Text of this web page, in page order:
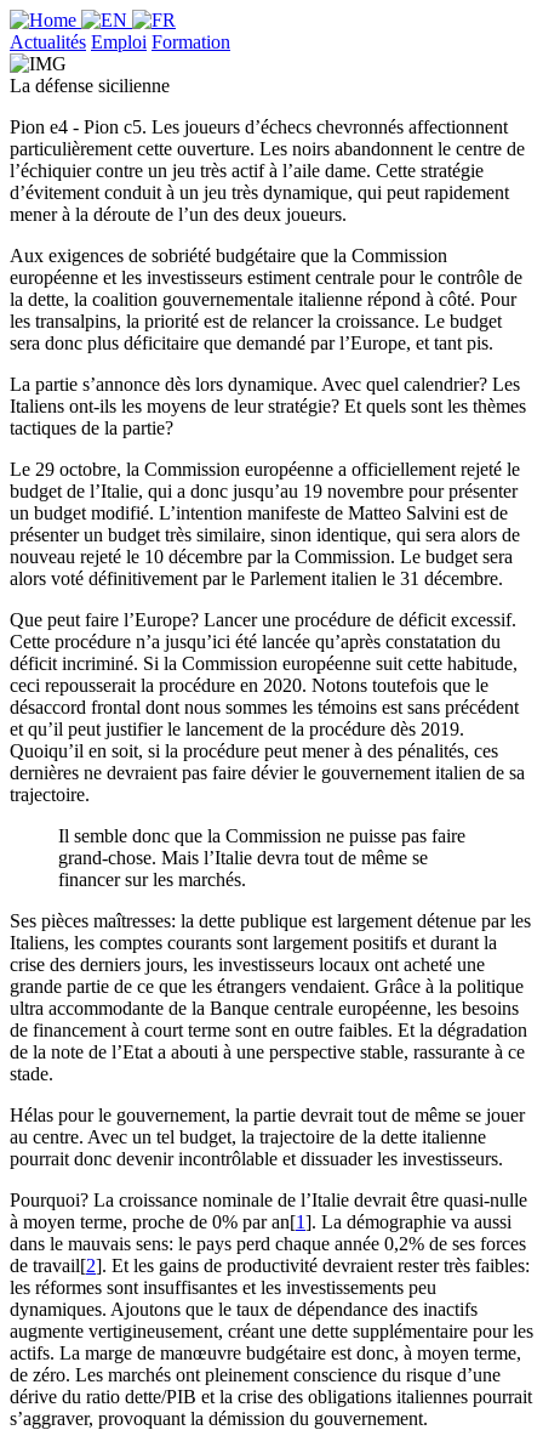
Actualités Emploi Formation
La défense sicilienne
Pion e4 - Pion c5. Les joueurs d’échecs chevronnés affectionnent
particulièrement cette ouverture. Les noirs abandonnent le centre de
l’échiquier contre un jeu très actif à l’aile dame. Cette stratégie
d’évitement conduit à un jeu très dynamique, qui peut rapidement
mener à la déroute de l’un des deux joueurs.
Aux exigences de sobriété budgétaire que la Commission
européenne et les investisseurs estiment centrale pour le contrôle de
la dette, la coalition gouvernementale italienne répond à côté. Pour
les transalpins, la priorité est de relancer la croissance. Le budget
sera donc plus déficitaire que demandé par l’Europe, et tant pis.
La partie s’annonce dès lors dynamique. Avec quel calendrier? Les
Italiens ont-ils les moyens de leur stratégie? Et quels sont les thèmes
tactiques de la partie?
Le 29 octobre, la Commission européenne a officiellement rejeté le
budget de l’Italie, qui a donc jusqu’au 19 novembre pour présenter
un budget modifié. L’intention manifeste de Matteo Salvini est de
présenter un budget très similaire, sinon identique, qui sera alors de
nouveau rejeté le 10 décembre par la Commission. Le budget sera
alors voté définitivement par le Parlement italien le 31 décembre.
Que peut faire l’Europe? Lancer une procédure de déficit excessif.
Cette procédure n’a jusqu’ici été lancée qu’après constatation du
déficit incriminé. Si la Commission européenne suit cette habitude,
ceci repousserait la procédure en 2020. Notons toutefois que le
désaccord frontal dont nous sommes les témoins est sans précédent
et qu’il peut justifier le lancement de la procédure dès 2019.
Quoiqu’il en soit, si la procédure peut mener à des pénalités, ces
dernières ne devraient pas faire dévier le gouvernement italien de sa
trajectoire.
Il semble donc que la Commission ne puisse pas faire
grand-chose. Mais l’Italie devra tout de même se
financer sur les marchés.
Ses pièces maîtresses: la dette publique est largement détenue par les
Italiens, les comptes courants sont largement positifs et durant la
crise des derniers jours, les investisseurs locaux ont acheté une
grande partie de ce que les étrangers vendaient. Grâce à la politique
ultra accommodante de la Banque centrale européenne, les besoins
de financement à court terme sont en outre faibles. Et la dégradation
de la note de l’Etat a abouti à une perspective stable, rassurante à ce
stade.
Hélas pour le gouvernement, la partie devrait tout de même se jouer
au centre. Avec un tel budget, la trajectoire de la dette italienne
pourrait donc devenir incontrôlable et dissuader les investisseurs.
Pourquoi? La croissance nominale de l’Italie devrait être quasi-nulle
à moyen terme, proche de 0% par an[1]. La démographie va aussi
dans le mauvais sens: le pays perd chaque année 0,2% de ses forces
de travail[2]. Et les gains de productivité devraient rester très faibles:
les réformes sont insuffisantes et les investissements peu
dynamiques. Ajoutons que le taux de dépendance des inactifs
augmente vertigineusement, créant une dette supplémentaire pour les
actifs. La marge de manœuvre budgétaire est donc, à moyen terme,
de zéro. Les marchés ont pleinement conscience du risque d’une
dérive du ratio dette/PIB et la crise des obligations italiennes pourrait
s’aggraver, provoquant la démission du gouvernement.